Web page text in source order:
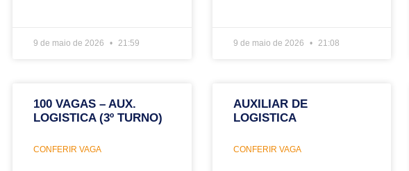
9 de maio de 2026 21:59 9 de maio de 2026 21:08
100 VAGAS – AUX.
LOGISTICA (3º TURNO)
CONFERIR VAGA
AUXILIAR DE
LOGISTICA
CONFERIR VAGA